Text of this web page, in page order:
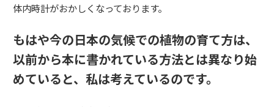
体内時計がおかしくなっております。
もはや今の日本の気候での植物の育て方は、
以前から本に書かれている方法とは異なり始
めていると、私は考えているのです。